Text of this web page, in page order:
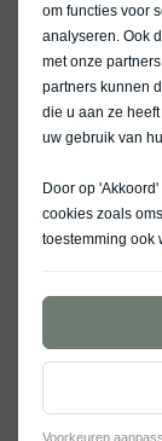
om functies voor
analyseren. Ook
met onze
partners kunnen
die u aan ze
uw gebruik van
Door op
cookies zoals
toestemming ook
Voorkeuren